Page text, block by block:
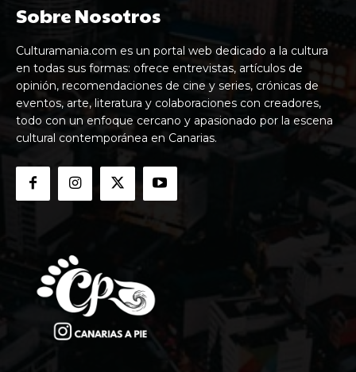
Sobre Nosotros
Culturamania.com es un portal web dedicado a la cultura
en todas sus formas: ofrece entrevistas, artículos de
opinión, recomendaciones de cine y series, crónicas de
eventos, arte, literatura y colaboraciones con creadores,
todo con un enfoque cercano y apasionado por la escena
cultural contemporánea en Canarias.